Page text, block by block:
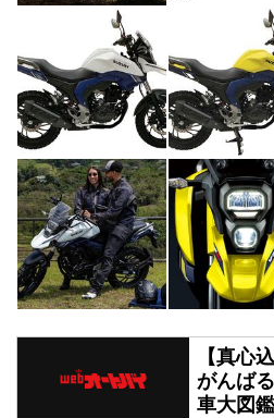
【真心
がんば
車大図